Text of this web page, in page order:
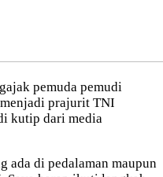
pemuda pemudi
prajurit TNI
kutip dari media
ada di pedalaman maupun